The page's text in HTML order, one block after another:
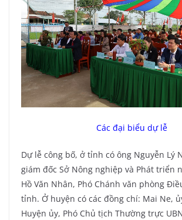
Các đại biểu dự lễ
Dự lễ công bố, ở tỉnh có ông Nguyễn Lý
giám đốc Sở Nông nghiệp và Phát triển
Hồ Văn Nhân, Phó Chánh văn phòng
tỉnh. Ở huyện có các đồng chí: Mai Ne,
Huyện ủy, Phó Chủ tịch Thường trực